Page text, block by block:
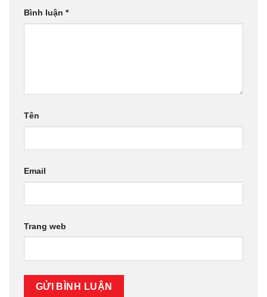
Bình luận *
Tên
Email
Trang web